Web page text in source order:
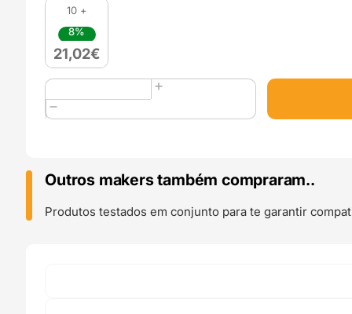
10 +
8%
21,02€
Quantidade
de
PETG
Burnt
Titanium
1kg
Outros makers também compraram..
Produtos testados em conjunto para te garantir